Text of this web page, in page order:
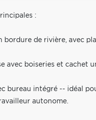
:
bordure de rivière, avec
avec boiseries et cachet
bureau intégré -- idéal
autonome.